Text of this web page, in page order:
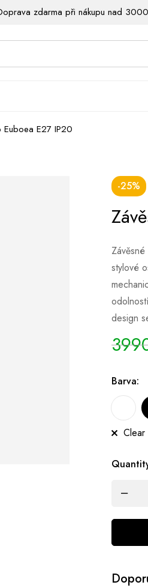
zdarma při nákupu nad
Euboea E27 IP20
-25%
stylové
design
Barva:
Clear